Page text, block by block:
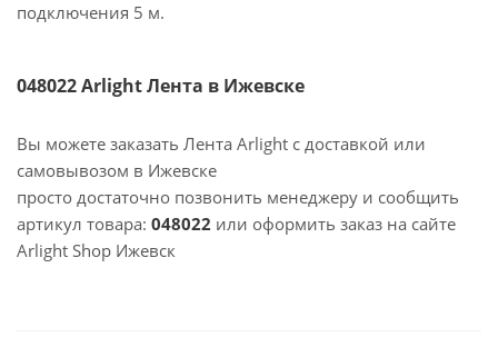
подключения 5 м.
048022 Arlight Лента в Ижевске
Вы можете заказать Лента Arlight с доставкой или
самовывозом в Ижевске
просто достаточно позвонить менеджеру и сообщить
артикул товара: 048022 или оформить заказ на сайте
Arlight Shop Ижевск